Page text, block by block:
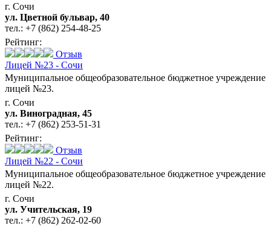
г. Сочи
ул. Цветной бульвар, 40
тел.: +7 (862) 254-48-25
Рейтинг:
Отзыв
Лицей №23 - Сочи
Муниципальное общеобразовательное бюджетное учреждение
лицей №23.
г. Сочи
ул. Виноградная, 45
тел.: +7 (862) 253-51-31
Рейтинг:
Отзыв
Лицей №22 - Сочи
Муниципальное общеобразовательное бюджетное учреждение
лицей №22.
г. Сочи
ул. Учительская, 19
тел.: +7 (862) 262-02-60